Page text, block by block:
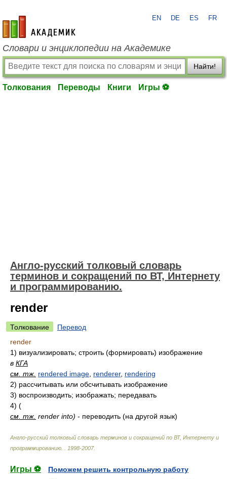
academic.ru
EN DE ES FR
Словари и энциклопедии на Академике
Найти!
Толкования Переводы Книги Игры ⚽
Англо-русский толковый словарь
терминов и сокращений по ВТ, Интернету
и программированию.
render
Толкование
Перевод
render
1) визуализировать; строить (формировать) изображение
в КГА
см. тж. rendered image renderer, rendering
2) рассчитывать или обсчитывать изображение
3) воспроизводить; изображать; передавать
4) (
см. тж. render into) - переводить (на другой язык)
Англо-русский толковый словарь терминов и сокращений по ВТ, Интернету и
программированию.
1998-2007.
Игры ⚽
Поможем решить контрольную работу